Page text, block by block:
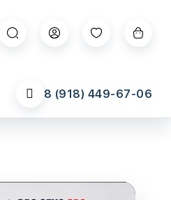
8 (918) 449-67-06